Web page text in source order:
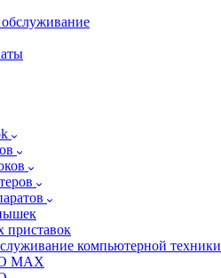
приставок
компьютерной техники
MAX